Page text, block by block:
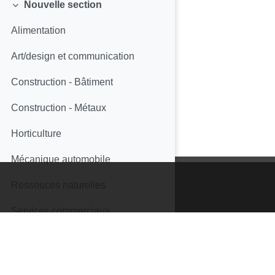
Replier
Nouvelle section
Alimentation
Art/design et communication
Construction - Bâtiment
Construction - Métaux
Horticulture
Mécanique automobile
Services commerciaux